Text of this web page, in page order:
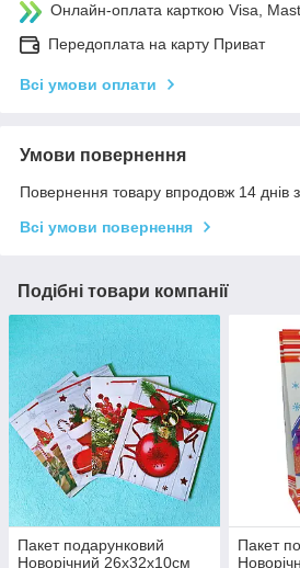
Онлайн-оплата карткою Visa,
Передоплата на карту Приват
Всі умови оплати
Умови повернення
Повернення товару впродовж 14 днів
Всі умови повернення
Подібні товари компанії
Пакет подарунковий
Новорічний 26х32х10см
Пакет